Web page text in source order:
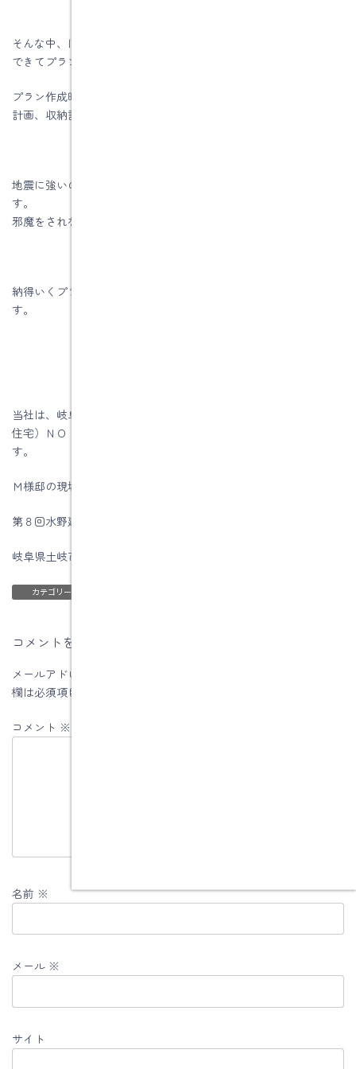
そんな中、ほぼ場所も内定し、ヒヤリングも終わり、資金計画も
できてプランを作成しています。
プラン作成時の注意点は、配置計画、動線計画、採光計画、採風
計画、収納計画を考えて作成します。
地震に強いのは当たり前です。もちろん外観のこだわりもありま
す。
邪魔をされない日曜日はプラン作成には最適です。
納得いくプランを作成できました。これから概算予算の作成で
す。
当社は、岐阜県東濃地方スーパーウォール住宅（高気密・高断熱
住宅）ＮＯ１の実績です。長期優良住宅に対応しやすい住宅で
す。
Ｍ様邸の現場見学会は８月８日（土）・９日（日）です。
第８回水野建築祭りは８月２３日（日）です。
岐阜県土岐市注文住宅の水野建築でした。
カテゴリー
コメントを残す
メールアドレスが公開されることはありません。
欄は必須項目です
コメント ※
名前 ※
メール ※
サイト